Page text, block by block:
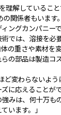
理解しているこ
関係者もいます
ングカンパニー
では、溶接を必
の重さや素材を
の部品は製造コ
ど変わらないよ
に応えることが
みは、何十万も
います。」